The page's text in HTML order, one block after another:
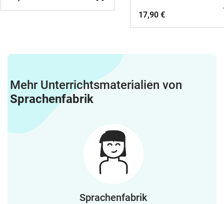
17,90 €
Mehr Unterrichtsmaterialien von
Sprachenfabrik
Sprachenfabrik